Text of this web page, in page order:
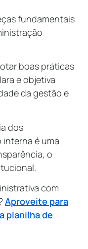
fundamentais
boas práticas
e objetiva
da gestão e
dos
é uma
o
com
Aproveite para
planilha de